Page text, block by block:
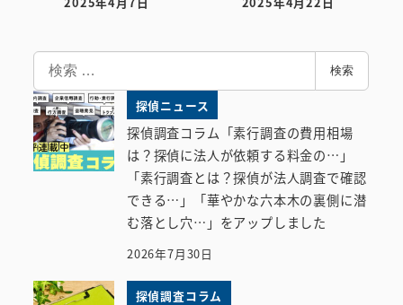
投稿日
投稿日
検
索
検索
探偵ニュース
探偵調査コラム「素行調査の費用相場
は？探偵に法人が依頼する料金の…」
「素行調査とは？探偵が法人調査で確認
できる…」「華やかな六本木の裏側に潜
む落とし穴…」をアップしました
2026年7月30日
探偵調査コラム